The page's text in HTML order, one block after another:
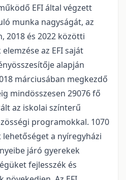
EFI által végzett
munka nagyságát, az
2018 és 2022 közötti
az EFI saját
alapján
márciusában megkezdő
mindösszesen 29076 fő
az iskolai színterű
programokkal. 1070
a nyíregyházi
járó gyerekek
fejlesszék és